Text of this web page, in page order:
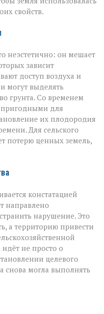
свойств.
неэстетично: он мешает
зависит
доступ воздуха и
могут выделять
грунта. Со временем
пригодными для
их плодородия
Для сельского
потерю ценных земель,
констатацией
направлено
нарушение. Это
а территорию привести
не просто о
целевого
снова могла выполнять